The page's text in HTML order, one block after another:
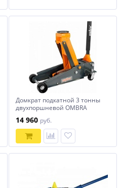
Домкрат подкатной 3 тонны
двухпоршневой OMBRA
14 960 руб.